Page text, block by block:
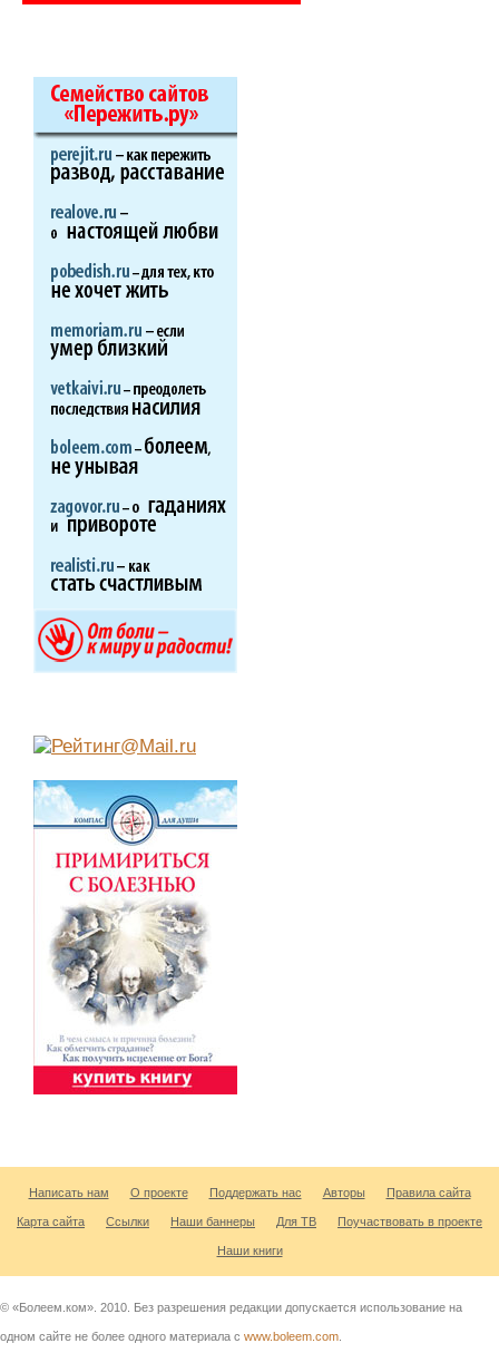
Написать нам О проекте Поддержать нас Авторы Правила сайта
Карта сайта Ссылки Наши баннеры Для ТВ Поучаствовать в проекте
Наши книги
© «Болеем.ком». 2010. Без разрешения редакции допускается использование на
одном сайте не более одного материала с www.boleem.com